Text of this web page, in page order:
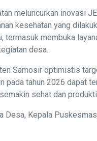
meluncurkan inovasi
kesehatan yang
membuka
desa.
Samosir optimistis
tahun 2026 dapat
sehat dan
Desa, Kepala